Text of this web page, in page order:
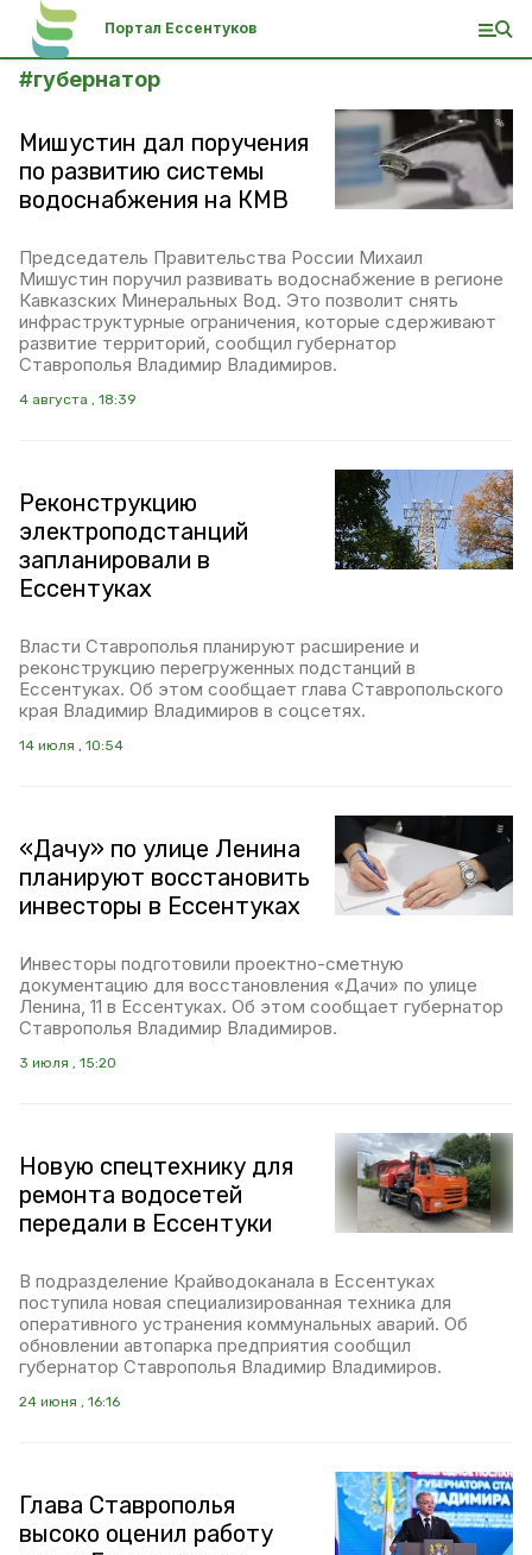
Портал Ессентуков
#губернатор
Мишустин дал поручения
по развитию системы
водоснабжения на КМВ
Председатель Правительства России Михаил
Мишустин поручил развивать водоснабжение в регионе
Кавказских Минеральных Вод. Это позволит снять
инфраструктурные ограничения, которые сдерживают
развитие территорий, сообщил губернатор
Ставрополья Владимир Владимиров.
4 августа , 18:39
Реконструкцию
электроподстанций
запланировали в
Ессентуках
Власти Ставрополья планируют расширение и
реконструкцию перегруженных подстанций в
Ессентуках. Об этом сообщает глава Ставропольского
края Владимир Владимиров в соцсетях.
14 июля , 10:54
«Дачу» по улице Ленина
планируют восстановить
инвесторы в Ессентуках
Инвесторы подготовили проектно-сметную
документацию для восстановления «Дачи» по улице
Ленина, 11 в Ессентуках. Об этом сообщает губернатор
Ставрополья Владимир Владимиров.
3 июля , 15:20
Новую спецтехнику для
ремонта водосетей
передали в Ессентуки
В подразделение Крайводоканала в Ессентуках
поступила новая специализированная техника для
оперативного устранения коммунальных аварий. Об
обновлении автопарка предприятия сообщил
губернатор Ставрополья Владимир Владимиров.
24 июня , 16:16
Глава Ставрополья
высоко оценил работу